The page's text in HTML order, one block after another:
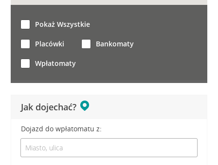
Jak dojechać?
Dojazd do wpłatomatu z:
Pokaż Wszystkie
Placówki Bankomaty
Wpłatomaty